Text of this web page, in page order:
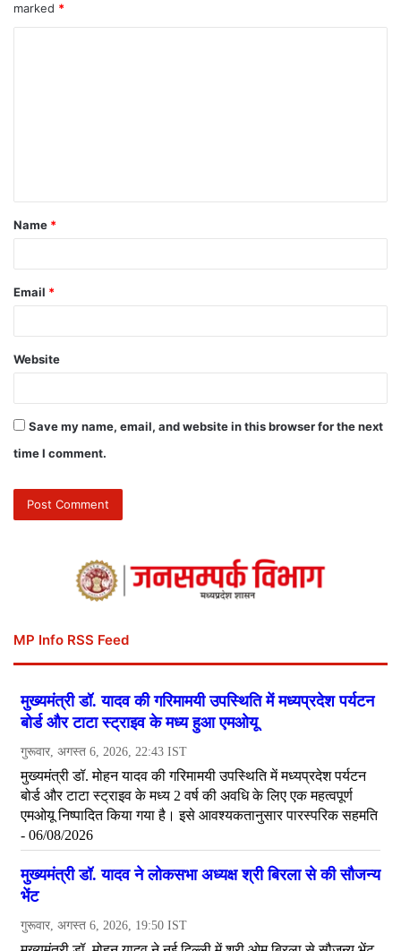
marked *
Name *
Email *
Website
Save my name, email, and website in this browser for the next
time I comment.
MP Info RSS Feed